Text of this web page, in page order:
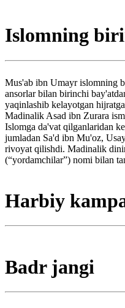
Islomning
Mus'ab ibn Umayr islomning
ansorlar bilan birinchi
yaqinlashib kelayotgan
Madinalik Asad ibn Zurara
Islomga da'vat qilganlaridan
jumladan Sa'd ibn Mu'oz,
rivoyat qilishdi. Madinalik
(“yordamchilar”) nomi bilan
Harbiy
Badr jangi